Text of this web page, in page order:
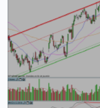
CATÉGORIES